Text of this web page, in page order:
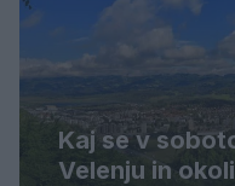
Kaj se v
Velenju in